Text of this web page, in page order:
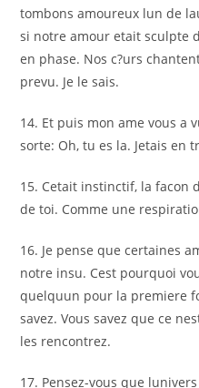
tombons amoureux lun de
si notre amour etait sculpte
en phase. Nos c?urs
prevu. Je le sais.
14. Et puis mon ame vous a
sorte: Oh, tu es la. Jetais en
15. Cetait instinctif, la facon
de toi. Comme une
16. Je pense que certaines
notre insu. Cest pourquoi
quelquun pour la premiere
savez. Vous savez que ce
les rencontrez.
17. Pensez-vous que